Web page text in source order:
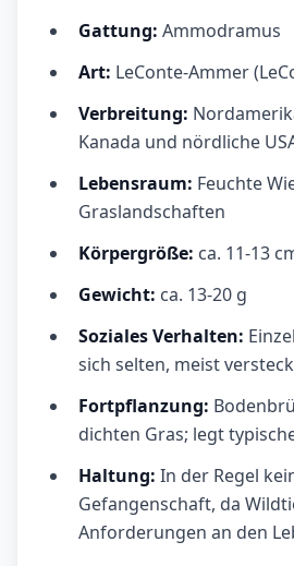
Gattung: Ammodramus
Art: LeConte-Ammer
Verbreitung:
Kanada und nördliche
Lebensraum: Feuchte
Graslandschaften
Körpergröße: ca. 11-13
Gewicht: ca. 13-20 g
Soziales Verhalten:
sich selten, meist
Fortpflanzung:
dichten Gras; legt
Haltung: In der Regel
Gefangenschaft, da
Anforderungen an den